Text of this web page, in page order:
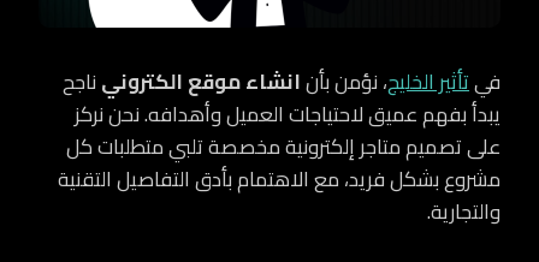
فيتأثير الخليج، نؤمن بأنانشاء موقع الكترونيناجح
يبدأ بفهم عميق لاحتياجات العميل وأهدافه. نحن نركز
على تصميم متاجر إلكترونية مخصصة تلبي متطلبات كل
مشروع بشكل فريد، مع الاهتمام بأدق التفاصيل التقنية
والتجارية.